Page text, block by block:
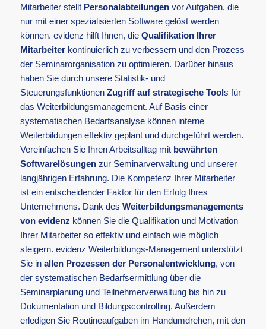
Mitarbeiter stellt Personalabteilungenvor Aufgaben, die
nur mit einer spezialisierten Software gelöst werden
können. evidenz hilft Ihnen, die Qualifikation Ihrer
Mitarbeiterkontinuierlich zu verbessern und den Prozess
der Seminarorganisation zu optimieren. Darüber hinaus
haben Sie durch unsere Statistik- und
Steuerungsfunktionen Zugriff auf strategische Tools für
das Weiterbildungsmanagement. Auf Basis einer
systematischen Bedarfsanalyse können interne
Weiterbildungen effektiv geplant und durchgeführt werden.
Vereinfachen Sie Ihren Arbeitsalltag mit bewährten
Softwarelösungenzur Seminarverwaltung und unserer
langjährigen Erfahrung. Die Kompetenz Ihrer Mitarbeiter
ist ein entscheidender Faktor für den Erfolg Ihres
Unternehmens. Dank des Weiterbildungsmanagements
von evidenz können Sie die Qualifikation und Motivation
Ihrer Mitarbeiter so effektiv und einfach wie möglich
steigern. evidenz Weiterbildungs-Management unterstützt
Sie in allen Prozessen der Personalentwicklung, von
der systematischen Bedarfsermittlung über die
Seminarplanung und Teilnehmerverwaltung bis hin zu
Dokumentation und Bildungscontrolling. Außerdem
erledigen Sie Routineaufgaben im Handumdrehen, mit den